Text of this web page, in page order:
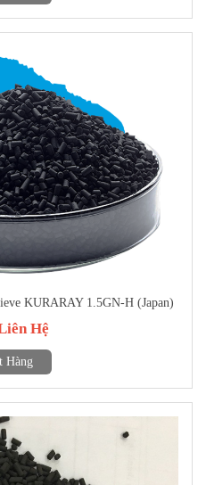
KURARAY 1.5GN-H (Japan)
Hệ
Hàng